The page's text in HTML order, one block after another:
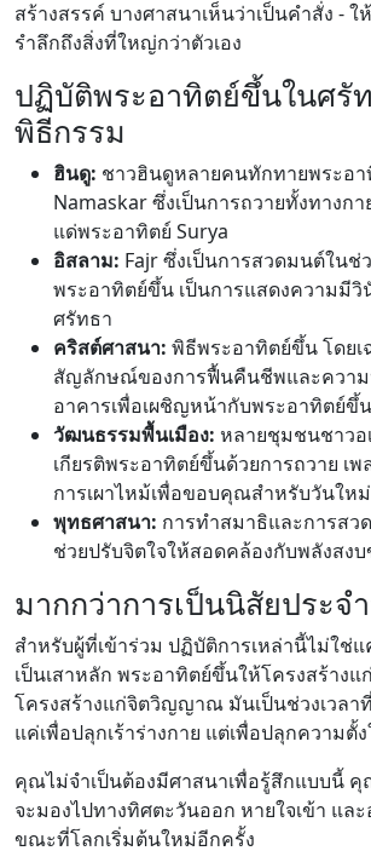
สร้างสรรค์ บางศาสนาเห็นว่าเป็นคำสั่ง -
รำลึกถึงสิ่งที่ใหญ่กว่าตัวเอง
ปฏิบัติพระอาทิตย์ขึ้นในศรั
พิธีกรรม
ฮินดู: ชาวฮินดูหลายคนทักทายพระอา
Namaskar ซึ่งเป็นการถวายทั้งทาง
แด่พระอาทิตย์ Surya
อิสลาม: Fajr ซึ่งเป็นการสวดมนต์ในช่
พระอาทิตย์ขึ้น เป็นการแสดงความมีวิ
ศรัทธา
คริสต์ศาสนา: พิธีพระอาทิตย์ขึ้น โดยเ
สัญลักษณ์ของการฟื้นคืนชีพและความ
อาคารเพื่อเผชิญหน้ากับพระอาทิตย์ขึ้น
วัฒนธรรมพื้นเมือง: หลายชุมชนชาวอ
เกียรติพระอาทิตย์ขึ้นด้วยการถวาย เ
การเผาไหม้เพื่อขอบคุณสำหรับวันใหม่
พุทธศาสนา: การทำสมาธิและการสว
ช่วยปรับจิตใจให้สอดคล้องกับพลังสง
มากกว่าการเป็นนิสัยประจ
สำหรับผู้ที่เข้าร่วม ปฏิบัติการเหล่านี้ไม่ใช่
เป็นเสาหลัก พระอาทิตย์ขึ้นให้โครงสร้างแ
โครงสร้างแก่จิตวิญญาณ มันเป็นช่วงเวลา
แค่เพื่อปลุกเร้าร่างกาย แต่เพื่อปลุกความตั้ง
คุณไม่จำเป็นต้องมีศาสนาเพื่อรู้สึกแบบนี้
จะมองไปทางทิศตะวันออก หายใจเข้า แล
ขณะที่โลกเริ่มต้นใหม่อีกครั้ง